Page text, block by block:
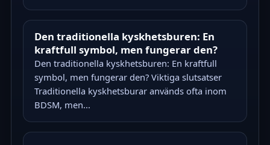
Den traditionella kyskhetsburen: En
kraftfull symbol, men fungerar den?
Den traditionella kyskhetsburen: En kraftfull
symbol, men fungerar den? Viktiga slutsatser
Traditionella kyskhetsburar används ofta inom
BDSM, men...